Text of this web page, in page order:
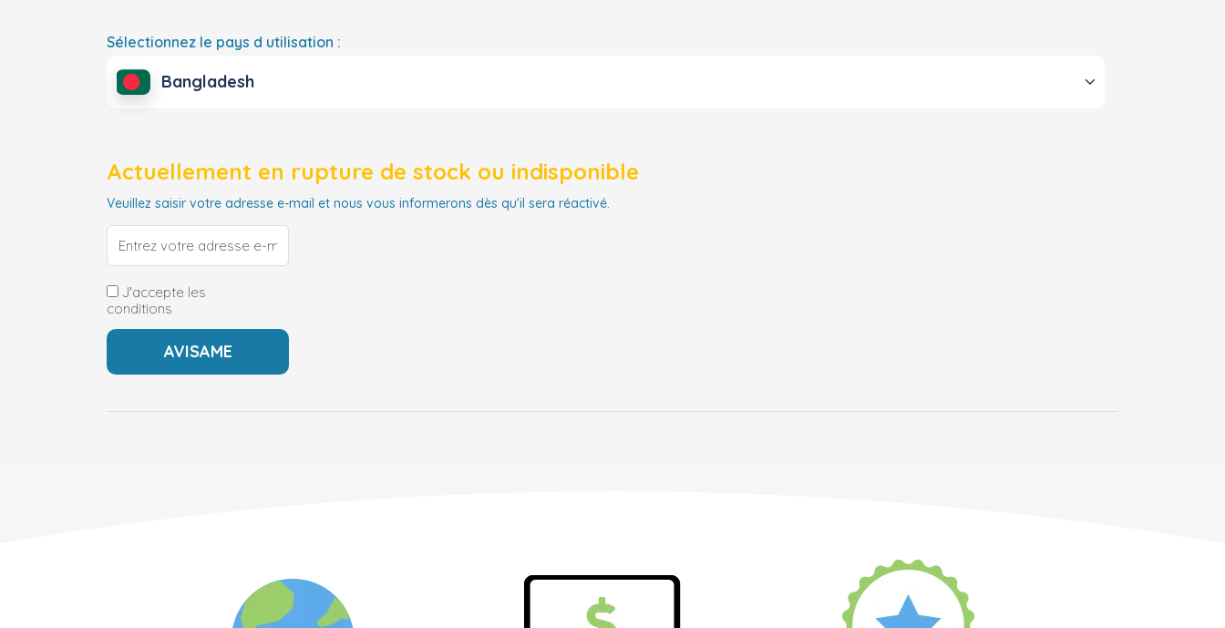
Sélectionnez le pays d utilisation :
Bangladesh
Actuellement en rupture de stock ou indisponible
Veuillez saisir votre adresse e-mail et nous vous informerons dès qu'il sera réactivé.
J'accepte les
conditions